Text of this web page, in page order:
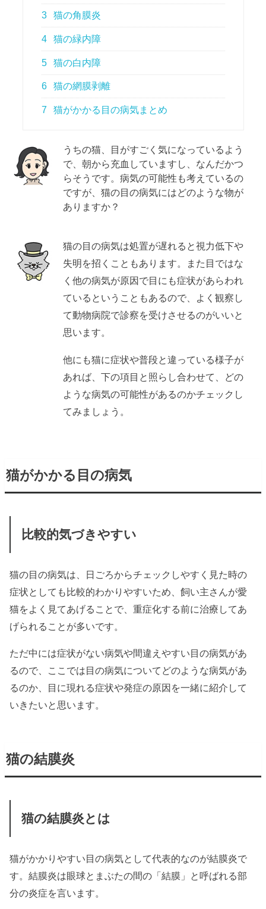
3 猫の角膜炎
4 猫の緑内障
5 猫の白内障
6 猫の網膜剥離
7 猫がかかる目の病気まとめ
うちの猫、目がすごく気になっているよう
で、朝から充血していますし、なんだかつ
らそうです。病気の可能性も考えているの
ですが、猫の目の病気にはどのような物が
ありますか？
猫の目の病気は処置が遅れると視力低下や
失明を招くこともあります。また目ではな
く他の病気が原因で目にも症状があらわれ
ているということもあるので、よく観察し
て動物病院で診察を受けさせるのがいいと
思います。
他にも猫に症状や普段と違っている様子が
あれば、下の項目と照らし合わせて、どの
ような病気の可能性があるのかチェックし
てみましょう。
猫がかかる目の病気
比較的気づきやすい
猫の目の病気は、日ごろからチェックしやすく見た時の
症状としても比較的わかりやすいため、飼い主さんが愛
猫をよく見てあげることで、重症化する前に治療してあ
げられることが多いです。
ただ中には症状がない病気や間違えやすい目の病気があ
るので、ここでは目の病気についてどのような病気があ
るのか、目に現れる症状や発症の原因を一緒に紹介して
いきたいと思います。
猫の結膜炎
猫の結膜炎とは
猫がかかりやすい目の病気として代表的なのが結膜炎で
す。結膜炎は眼球とまぶたの間の「結膜」と呼ばれる部
分の炎症を言います。